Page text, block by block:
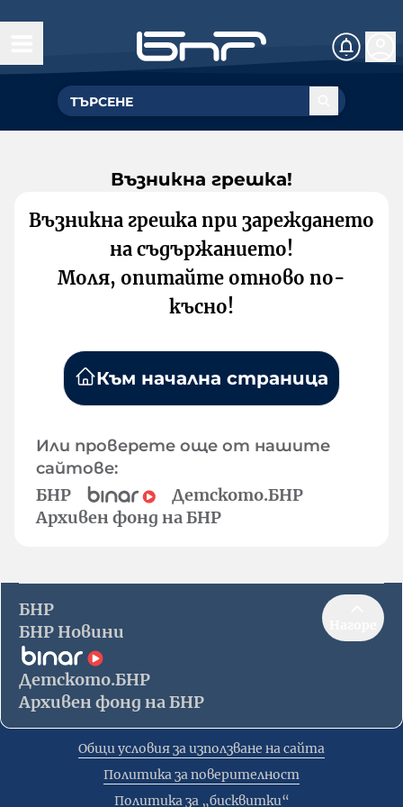
Възникна грешка!
Възникна грешка при зареждането
на съдържанието!
Моля, опитайте отново по-
късно!
Към начална страница
Или проверете още от нашите
сайтове:
БНР
Детското.БНР
Архивен фонд на БНР
БНР
БНР Новини
Детското.БНР
Архивен фонд на БНР
Общи условия за използване на сайта
Политика за поверителност
Политика за „бисквитки“